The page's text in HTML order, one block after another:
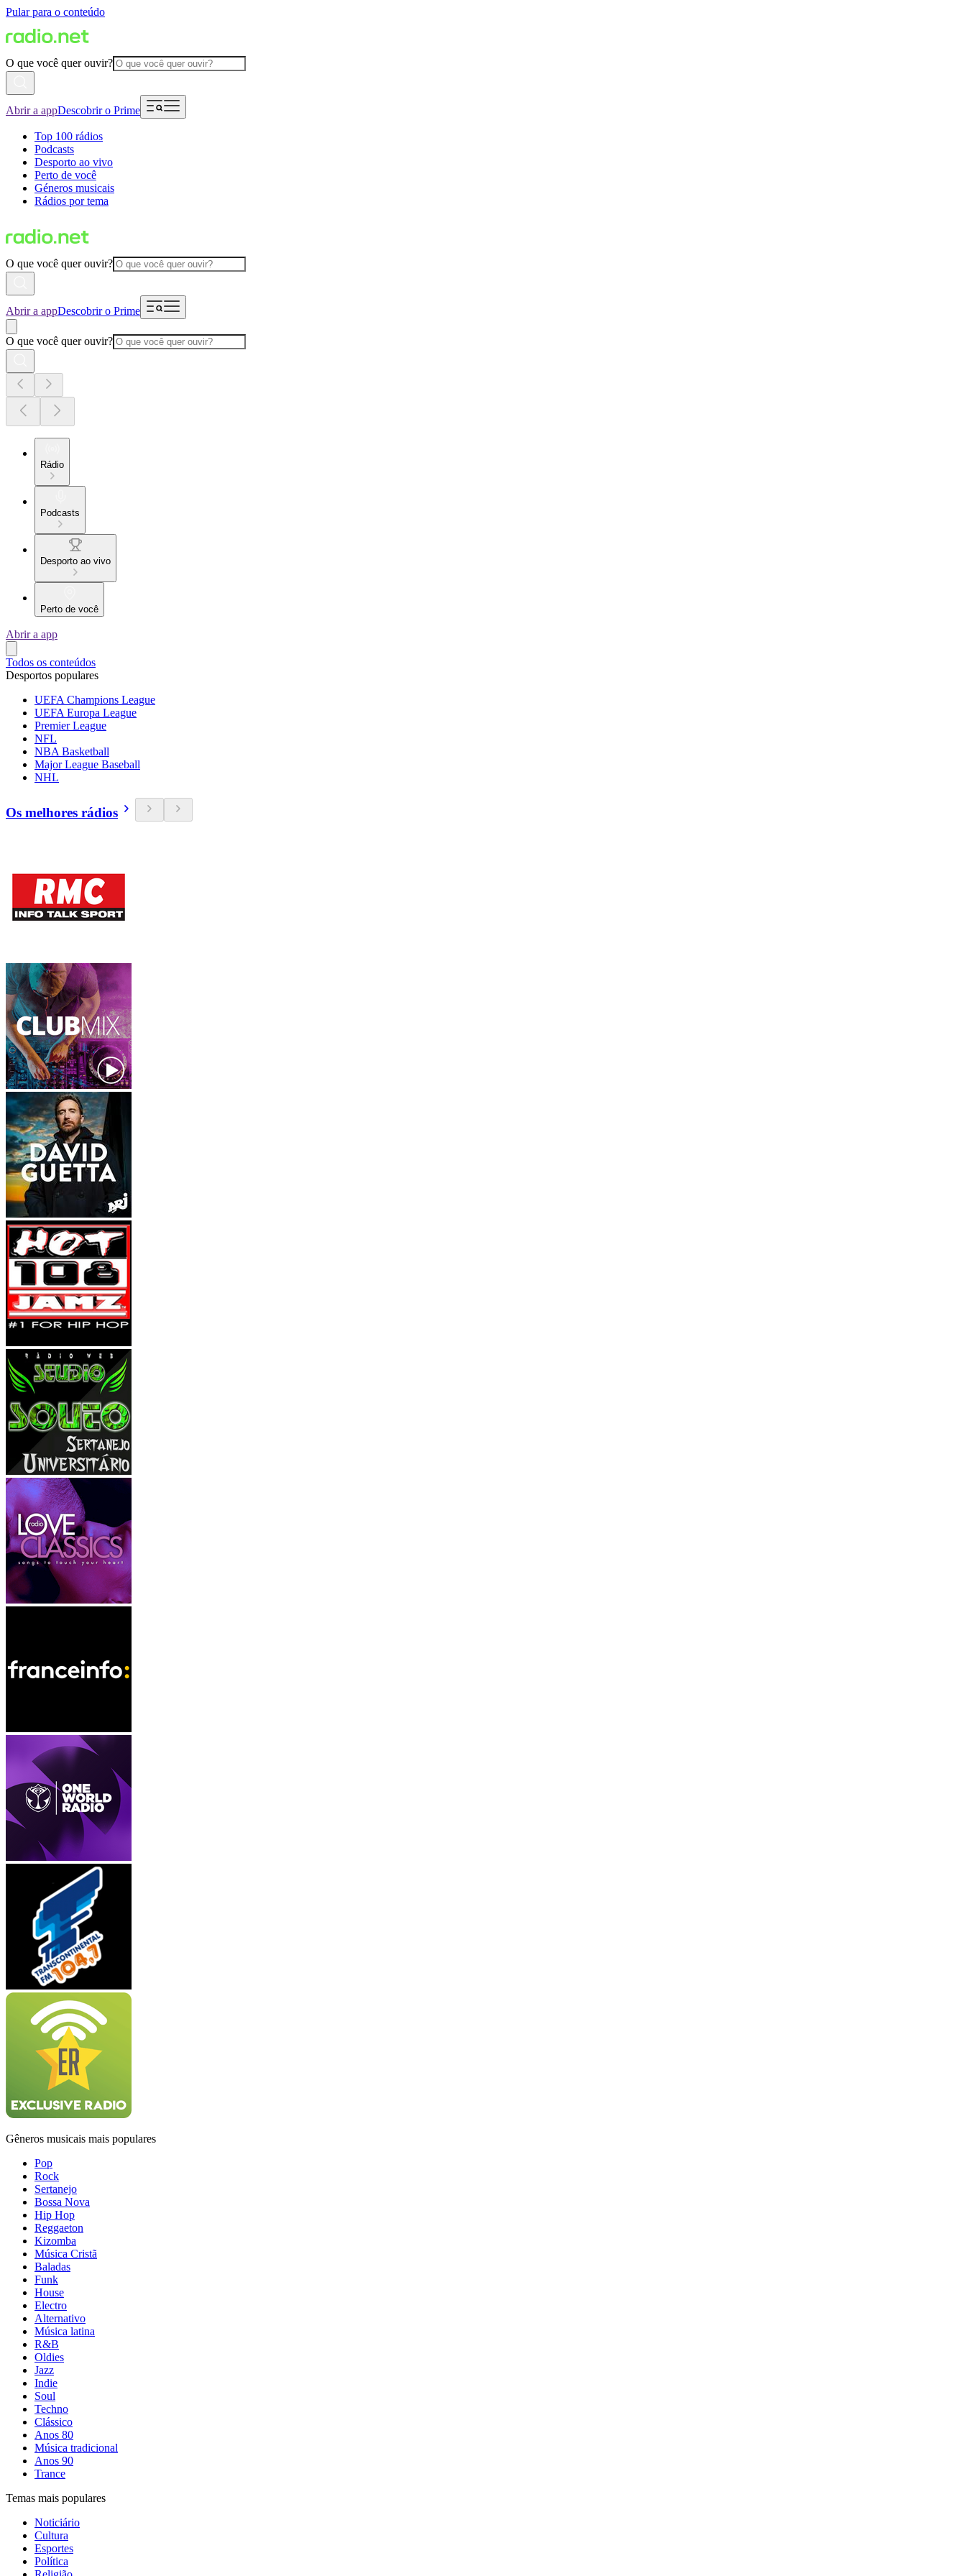
Pular para o conteúdo
O que você quer ouvir?
Abrir a appDescobrir o Prime
Top 100 rádios
Podcasts
Desporto ao vivo
Perto de você
Géneros musicais
Rádios por tema
O que você quer ouvir?
Abrir a appDescobrir o Prime
O que você quer ouvir?
Rádio
Podcasts
Desporto ao vivo
Perto de você
Abrir a app
Todos os conteúdos
Desportos populares
UEFA Champions League
UEFA Europa League
Premier League
NFL
NBA Basketball
Major League Baseball
NHL
Os melhores rádios
Gêneros musicais mais populares
Pop
Rock
Sertanejo
Bossa Nova
Hip Hop
Reggaeton
Kizomba
Música Cristã
Baladas
Funk
House
Electro
Alternativo
Música latina
R&B
Oldies
Jazz
Indie
Soul
Techno
Clássico
Anos 80
Música tradicional
Anos 90
Trance
Temas mais populares
Noticiário
Cultura
Esportes
Política